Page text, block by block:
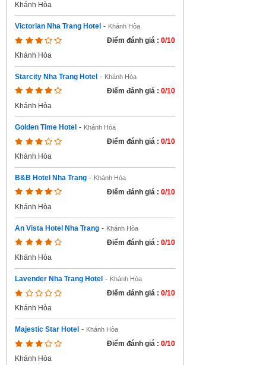
Khánh Hòa
Victorian Nha Trang Hotel - Khánh Hòa
Điểm đánh giá : 0/10
Khánh Hòa
Starcity Nha Trang Hotel - Khánh Hòa
Điểm đánh giá : 0/10
Khánh Hòa
Golden Time Hotel - Khánh Hòa
Điểm đánh giá : 0/10
Khánh Hòa
B&B Hotel Nha Trang - Khánh Hòa
Điểm đánh giá : 0/10
Khánh Hòa
An Vista Hotel Nha Trang - Khánh Hòa
Điểm đánh giá : 0/10
Khánh Hòa
Lavender Nha Trang Hotel - Khánh Hòa
Điểm đánh giá : 0/10
Khánh Hòa
Majestic Star Hotel - Khánh Hòa
Điểm đánh giá : 0/10
Khánh Hòa